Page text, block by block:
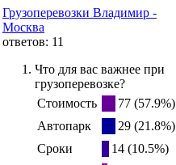
Грузоперевозки Владимир -
Москва
ответов: 11
Что для вас важнее при
грузоперевозке?
Стоимость
77 (57.9%)
Автопарк
29 (21.8%)
Сроки
14 (10.5%)